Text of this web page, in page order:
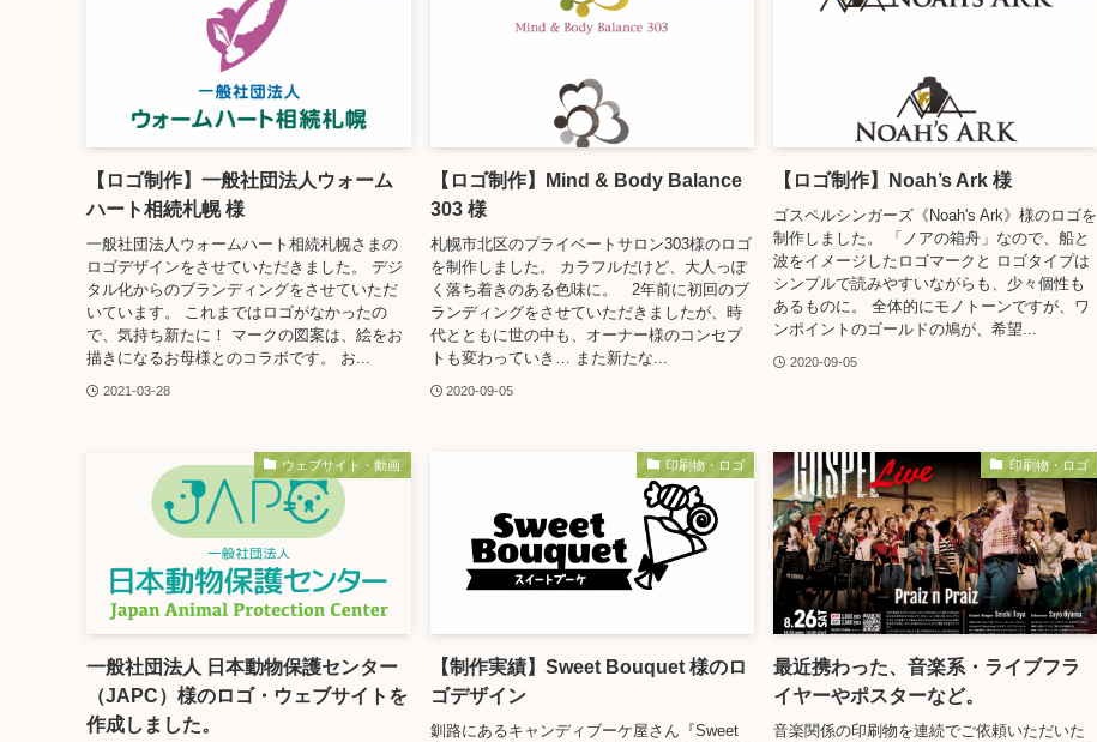
【ロゴ制作】一般社団法人ウォーム
ハート相続札幌 様
一般社団法人ウォームハート相続札幌さまの
ロゴデザインをさせていただきました。 デジ
タル化からのブランディングをさせていただ
いています。 これまではロゴがなかったの
で、気持ち新たに！ マークの図案は、絵をお
描きになるお母様とのコラボです。 お...
2021-03-28
【ロゴ制作】Mind & Body Balance
303 様
札幌市北区のプライベートサロン303様のロゴ
を制作しました。 カラフルだけど、大人っぽ
く落ち着きのある色味に。 2年前に初回のブ
ランディングをさせていただきましたが、時
代とともに世の中も、オーナー様のコンセプ
トも変わっていき… また新たな...
2020-09-05
【ロゴ制作】Noah’s Ark 様
ゴスペルシンガーズ《Noah's Ark》様のロゴを
制作しました。 「ノアの箱舟」なので、船と
波をイメージしたロゴマークと ロゴタイプは
シンプルで読みやすいながらも、少々個性も
あるものに。 全体的にモノトーンですが、ワ
ンポイントのゴールドの鳩が、希望...
2020-09-05
ウェブサイト・動画
一般社団法人 日本動物保護センター
（JAPC）様のロゴ・ウェブサイトを
作成しました。
印刷物・ロゴ
【制作実績】Sweet Bouquet 様のロ
ゴデザイン
釧路にあるキャンディブーケ屋さん『Sweet
印刷物・ロゴ
最近携わった、音楽系・ライブフラ
イヤーやポスターなど。
音楽関係の印刷物を連続でご依頼いただいた